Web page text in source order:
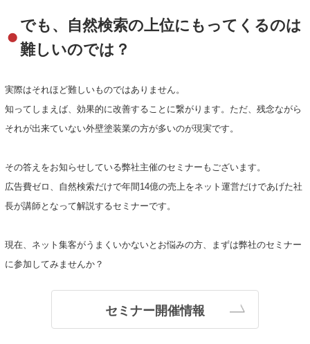
でも、自然検索の上位にもってくるのは
難しいのでは？
実際はそれほど難しいものではありません。
知ってしまえば、効果的に改善することに繋がります。ただ、残念ながら
それが出来ていない外壁塗装業の方が多いのが現実です。
その答えをお知らせしている弊社主催のセミナーもございます。
広告費ゼロ、自然検索だけで年間14億の売上をネット運営だけであげた社
長が講師となって解説するセミナーです。
現在、ネット集客がうまくいかないとお悩みの方、まずは弊社のセミナー
に参加してみませんか？
セミナー開催情報